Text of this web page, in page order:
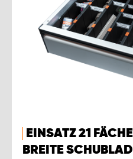
EINSATZ 21
BREITE